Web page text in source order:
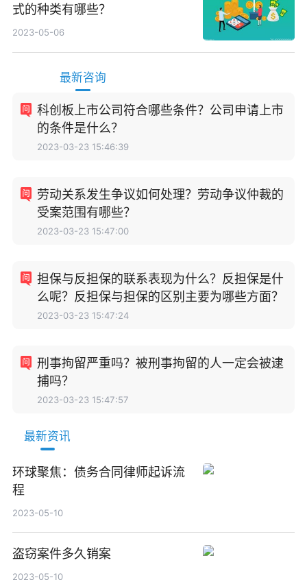
式的种类有哪些？
2023-05-06
最新咨询
科创板上市公司符合哪些条件？公司申请上市
的条件是什么？
2023-03-23 15:46:39
劳动关系发生争议如何处理？劳动争议仲裁的
受案范围有哪些？
2023-03-23 15:47:00
担保与反担保的联系表现为什么？反担保是什
么呢？反担保与担保的区别主要为哪些方面？
2023-03-23 15:47:24
刑事拘留严重吗？被刑事拘留的人一定会被逮
捕吗？
2023-03-23 15:47:57
最新资讯
环球聚焦：债务合同律师起诉流
程
2023-05-10
盗窃案件多久销案
2023-05-10